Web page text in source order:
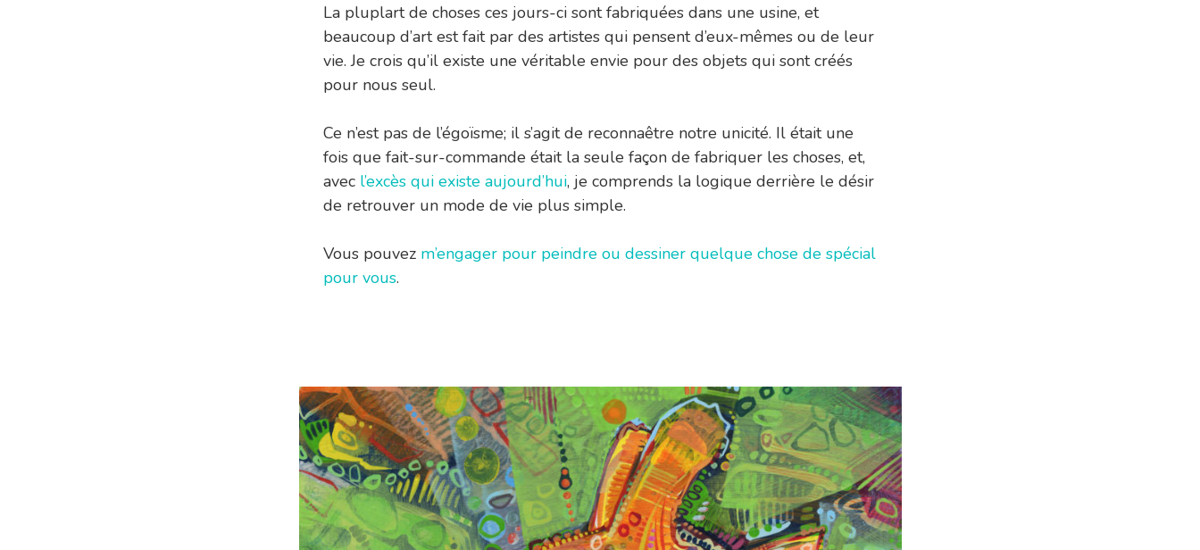
La pluplart de choses ces jours-ci sont fabriquées dans une usine, et
beaucoup d’art est fait par des artistes qui pensent d’eux-mêmes ou de leur
vie. Je crois qu’il existe une véritable envie pour des objets qui sont créés
pour nous seul.
Ce n’est pas de l’égoïsme; il s’agit de reconnaêtre notre unicité. Il était une
fois que fait-sur-commande était la seule façon de fabriquer les choses, et,
avec l’excès qui existe aujourd’hui, je comprends la logique derrière le désir
de retrouver un mode de vie plus simple.
Vous pouvez m’engager pour peindre ou dessiner quelque chose de spécial
pour vous.